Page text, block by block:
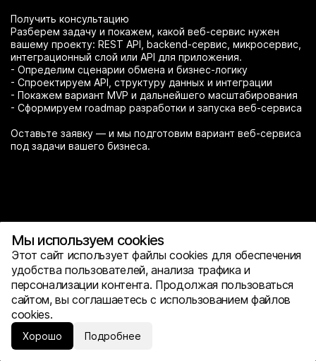
Наверх
Получить консультацию
Разберем задачу и покажем, какой веб-сервис нужен
вашему проекту: REST API, backend-сервис, микросервис,
интеграционный слой или API для приложения.
- Определим сценарии обмена и бизнес-логику
- Спроектируем API, структуру данных и интеграции
- Покажем вариант MVP и дальнейшего масштабирования
- Сформируем roadmap разработки и запуска веб-сервиса
Оставьте заявку — и мы подготовим вариант веб-сервиса
под задачи вашего бизнеса.
Мы используем cookies
Этот сайт использует файлы cookies для обеспечения
удобства пользователей, анализа трафика и
персонализации контента. Продолжая пользоваться
сайтом, вы соглашаетесь с использованием файлов
cookies.
Хорошо Подробнее